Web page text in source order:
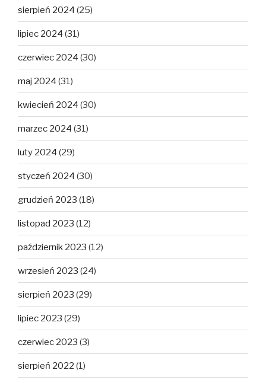
sierpień 2024 (25)
lipiec 2024 (31)
czerwiec 2024 (30)
maj 2024 (31)
kwiecień 2024 (30)
marzec 2024 (31)
luty 2024 (29)
styczeń 2024 (30)
grudzień 2023 (18)
listopad 2023 (12)
październik 2023 (12)
wrzesień 2023 (24)
sierpień 2023 (29)
lipiec 2023 (29)
czerwiec 2023 (3)
sierpień 2022 (1)